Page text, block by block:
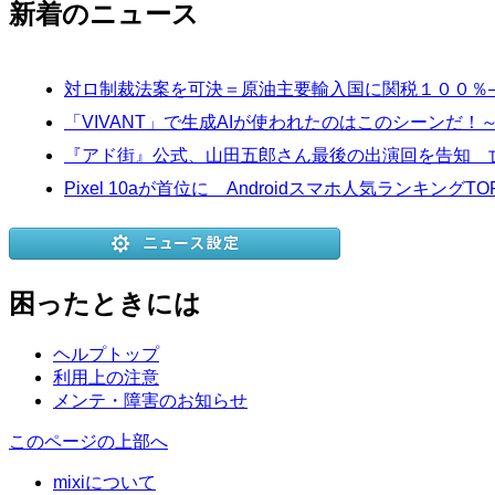
新着のニュース
対ロ制裁法案を可決＝原油主要輸入国に関税１００
「VIVANT」で生成AIが使われたのはこのシーンだ
『アド街』公式、山田五郎さん最後の出演回を告
Pixel 10aが首位に Androidスマホ人気ランキング
困ったときには
ヘルプトップ
利用上の注意
メンテ・障害のお知らせ
このページの上部へ
mixiについて